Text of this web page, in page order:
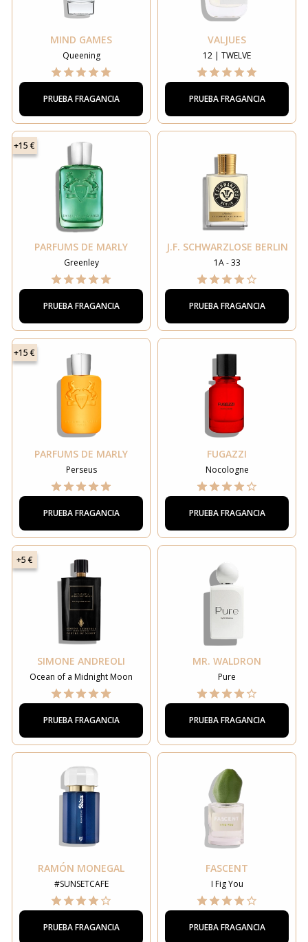
MIND GAMES
Queening
PRUEBA FRAGANCIA
VALJUES
12 | TWELVE
PRUEBA FRAGANCIA
+15 €
PARFUMS DE MARLY
Greenley
PRUEBA FRAGANCIA
J.F. SCHWARZLOSE BERLIN
1A - 33
PRUEBA FRAGANCIA
+15 €
PARFUMS DE MARLY
Perseus
PRUEBA FRAGANCIA
FUGAZZI
Nocologne
PRUEBA FRAGANCIA
+5 €
SIMONE ANDREOLI
Ocean of a Midnight Moon
PRUEBA FRAGANCIA
MR. WALDRON
Pure
PRUEBA FRAGANCIA
RAMÓN MONEGAL
#SUNSETCAFE
PRUEBA FRAGANCIA
FASCENT
I Fig You
PRUEBA FRAGANCIA